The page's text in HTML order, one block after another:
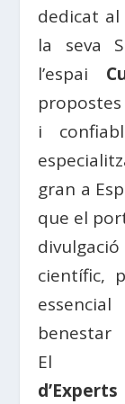
dedicat al
la seva
l’espai
i
gran a
que el
científic,
d’Experts